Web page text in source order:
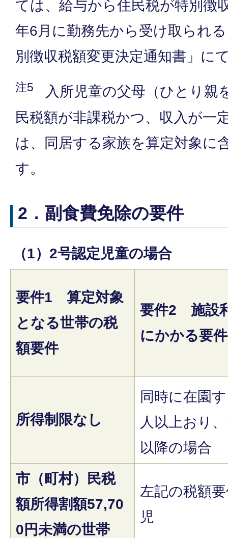
ては、給与から住民税が特別徴
年6月に勤務先から受け取られ
別徴収税額変更決定通知書」
注5
入所児童の父母（ひとり親
民税額が非課税かつ、収入が一
は、同居する家族を算定対象に
す。
2．副食費免除の要件
（1）2号認定児童の場合
要件1 算定対象
となる世帯の税
額要件
要件2 施設
にかかる要件
所得制限なし
同時に在園
人以上おり
以降の場合
市（町村）民税
額所得割額57,70
0円未満の世帯
左記の税額
児